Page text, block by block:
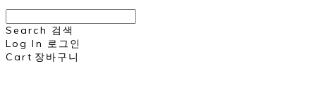
Search 검색
Log In 로그인
Cart 장바구니